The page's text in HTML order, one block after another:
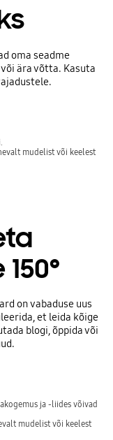
oma seadme
ära võtta. Kasuta
mudelist või keelest
on vabaduse uus
et leida kõige
blogi, õppida või
ja -liides võivad
mudelist või keelest